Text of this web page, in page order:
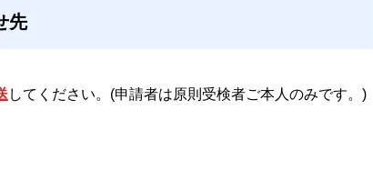
先
してください。(申請者は原則受検者ご本人のみです。)